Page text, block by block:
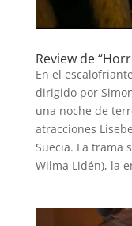
Review de
En el
dirigido por
una noche de
atracciones
Suecia. La trama
Wilma Lidén), la